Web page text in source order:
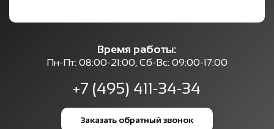
Время работы:
Пн-Пт: 08:00-21:00, Сб-Вс: 09:00-17:00
+7 (495) 411-34-34
Заказать обратный звонок